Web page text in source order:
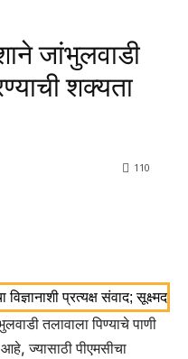
जांभुलवाडी
शक्यता
110
विज्ञानाशी प्रत्यक्ष संवाद;
तलावाला पिण्याचे पाणी
ज्यासाठी पीएमसीचा